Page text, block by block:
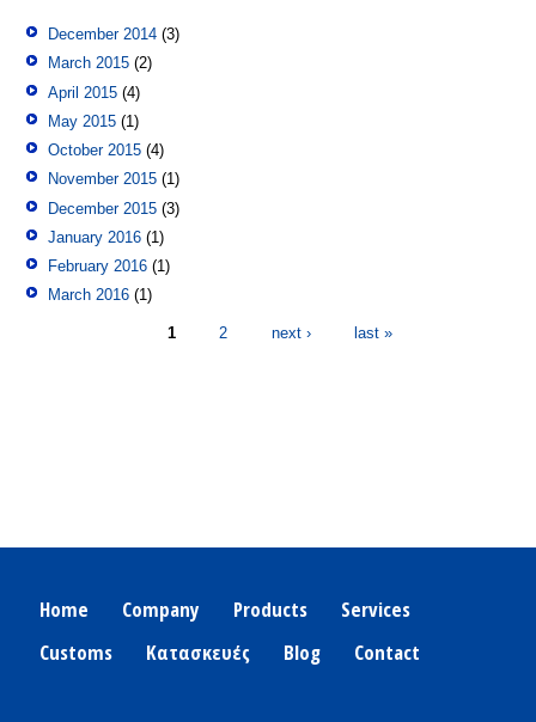
December 2014(3)
March 2015(2)
April 2015(4)
May 2015(1)
October 2015(4)
November 2015(1)
December 2015(3)
January 2016(1)
February 2016(1)
March 2016(1)
1 2 next › last »
Home Company Products
Services
Customs
Κατασκευές Blog Contact